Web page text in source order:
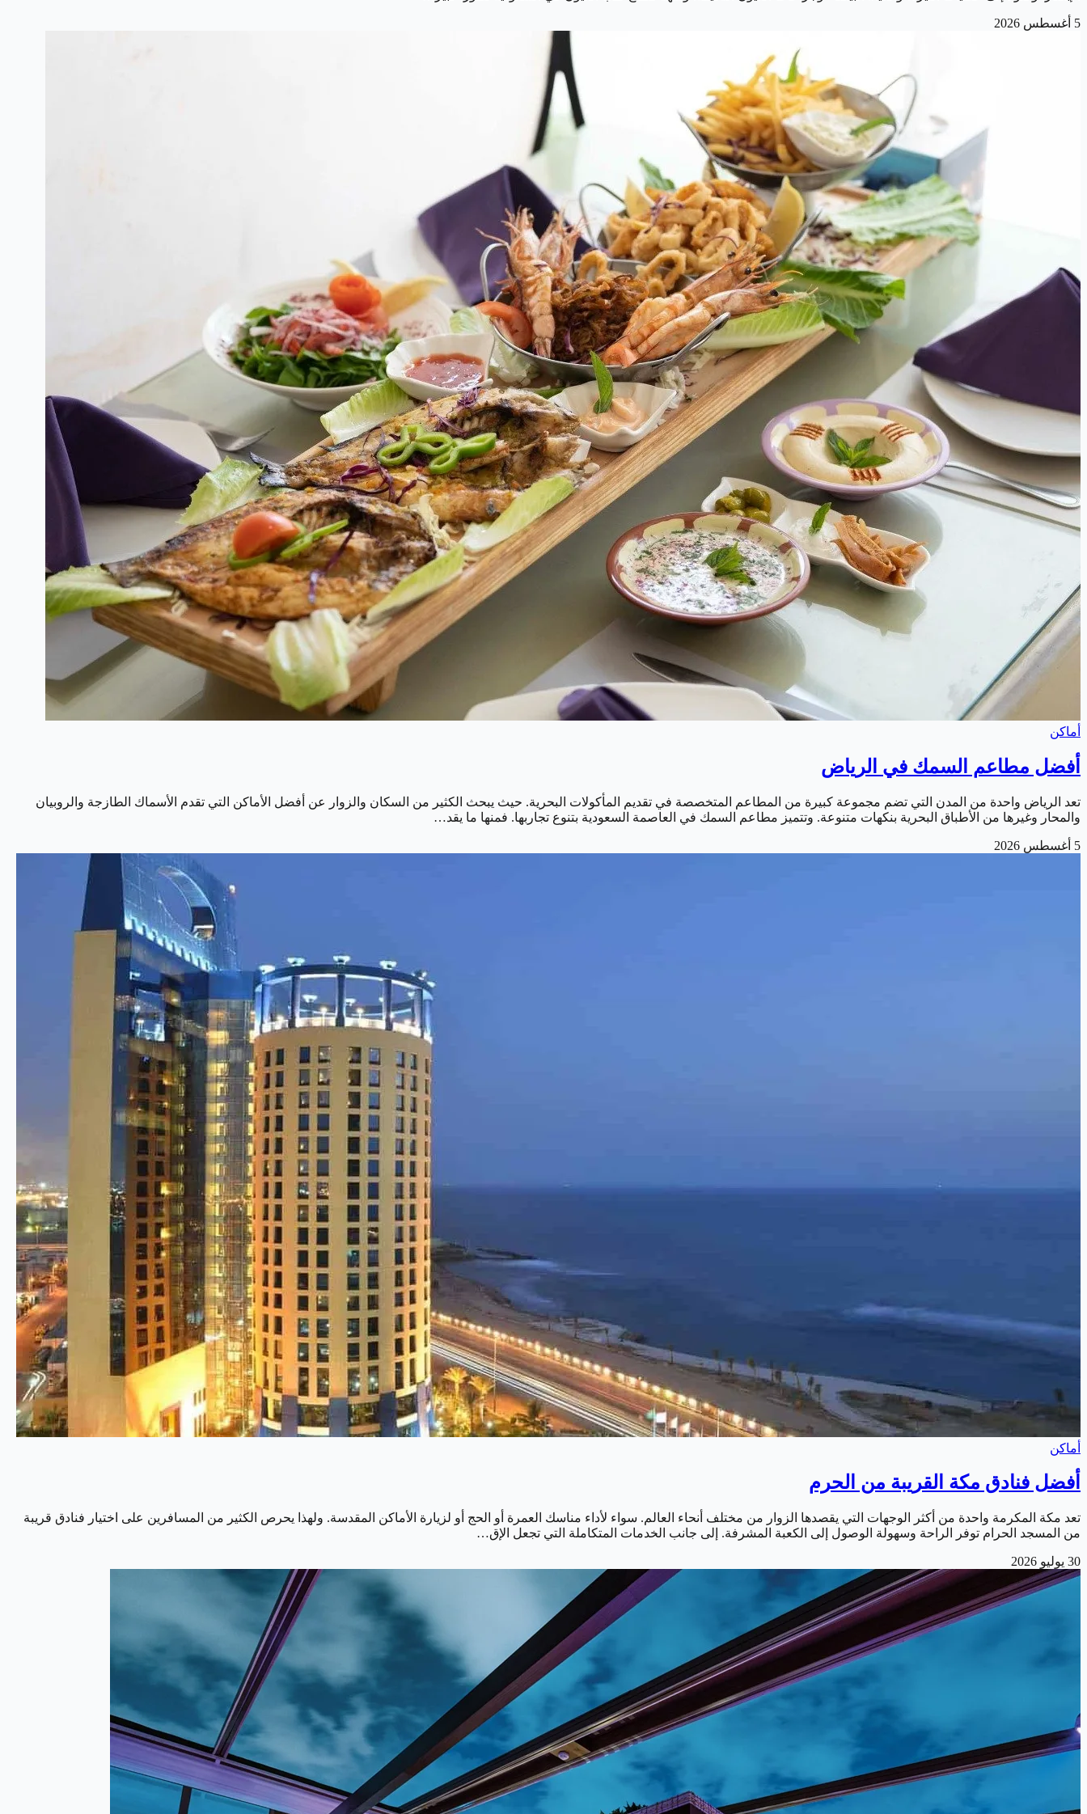
5 أغسطس 2026
أماكن
أفضل مطاعم السمك في الرياض
تعد الرياض واحدة من المدن التي تضم مجموعة كبيرة من المطاعم المتخصصة في تقديم المأكولات البحرية. حيث يبحث الكثير من السكان والزوار عن أفضل الأماكن التي تقدم الأسماك الطازجة والروبيان
والمحار وغيرها من الأطباق البحرية بنكهات متنوعة. وتتميز مطاعم السمك في العاصمة السعودية بتنوع تجاربها. فمنها ما يقد…
5 أغسطس 2026
أماكن
أفضل فنادق مكة القريبة من الحرم
تعد مكة المكرمة واحدة من أكثر الوجهات التي يقصدها الزوار من مختلف أنحاء العالم. سواء لأداء مناسك العمرة أو الحج أو لزيارة الأماكن المقدسة. ولهذا يحرص الكثير من المسافرين على اختيار فنادق قريبة
من المسجد الحرام توفر الراحة وسهولة الوصول إلى الكعبة المشرفة. إلى جانب الخدمات المتكاملة التي تجعل الإق…
30 يوليو 2026